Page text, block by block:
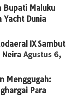
Bupati Maluku
Yacht Dunia
IX Sambut
Neira Agustus 6,
Menggugah:
Para